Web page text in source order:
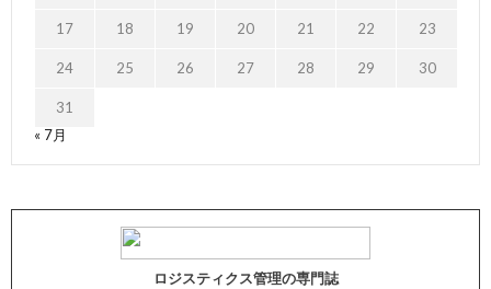
17 18 19 20 21 22 23
24 25 26 27 28 29 30
31
« 7月
ロジスティクス管理の専門誌